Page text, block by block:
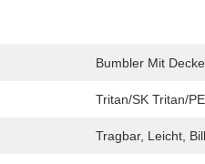
Bumbler Mit
Tritan/SK Tritan/
Tragbar, Leicht,